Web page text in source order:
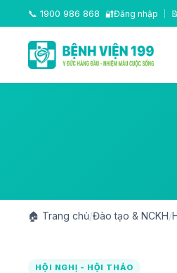
📞 1900 986 868 🔐Đăng nhập
🏠 Trang chủ/Đào tạo & NCKH/
HỘI NGHỊ - HỘI THẢO